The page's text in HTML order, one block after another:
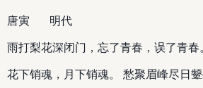
唐寅 明代
雨打梨花深闭门，忘了青春，误了青春
花下销魂，月下销魂。 愁聚眉峰尽日